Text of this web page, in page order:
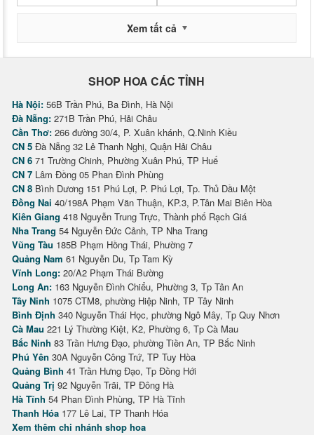
Xem tất cả
SHOP HOA CÁC TỈNH
Hà Nội: 56B Trần Phú, Ba Đình, Hà Nội
Đà Nẵng: 271B Trần Phú, Hải Châu
Cần Thơ: 266 đường 30/4, P. Xuân khánh, Q.Ninh Kiều
CN 5 Đà Nẵng 32 Lê Thanh Nghị, Quận Hải Châu
CN 6 71 Trường Chinh, Phường Xuân Phú, TP Huế
CN 7 Lâm Đồng 05 Phan Đình Phùng
CN 8 Bình Dương 151 Phú Lợi, P. Phú Lợi, Tp. Thủ Dầu Một
Đồng Nai 40/198A Phạm Văn Thuận, KP.3, P.Tân Mai Biên Hòa
Kiên Giang 418 Nguyễn Trung Trực, Thành phố Rạch Giá
Nha Trang 54 Nguyễn Đức Cảnh, TP Nha Trang
Vũng Tàu 185B Phạm Hồng Thái, Phường 7
Quảng Nam 61 Nguyễn Du, Tp Tam Kỳ
Vĩnh Long: 20/A2 Phạm Thái Bường
Long An: 163 Nguyễn Đình Chiểu, Phường 3, Tp Tân An
Tây Ninh 1075 CTM8, phường Hiệp Ninh, TP Tây Ninh
Bình Định 340 Nguyễn Thái Học, phường Ngô Mây, Tp Quy Nhơn
Cà Mau 221 Lý Thường Kiệt, K2, Phường 6, Tp Cà Mau
Bắc Ninh 83 Trần Hưng Đạo, phường Tiền An, TP Bắc Ninh
Phú Yên 30A Nguyễn Công Trứ, TP Tuy Hòa
Quảng Bình 41 Trần Hưng Đạo, Tp Đồng Hới
Quảng Trị 92 Nguyễn Trãi, TP Đông Hà
Hà Tĩnh 54 Phan Đình Phùng, TP Hà Tĩnh
Thanh Hóa 177 Lê Lai, TP Thanh Hóa
Xem thêm chi nhánh shop hoa